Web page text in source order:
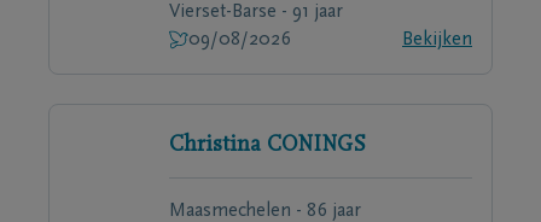
Vierset-Barse - 91 jaar
09/08/2026
Bekijken
Christina CONINGS
Maasmechelen - 86 jaar